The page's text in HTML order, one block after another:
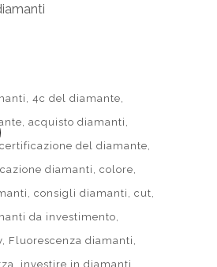
4c del diamante
acquisto diamanti
certificazione del diamante
diamanti
colore
consigli diamanti
cut
da investimento
Fluorescenza diamanti
investire in diamanti